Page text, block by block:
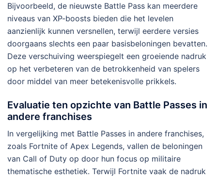
Bijvoorbeeld, de nieuwste Battle Pass kan meerdere
niveaus van XP-boosts bieden die het levelen
aanzienlijk kunnen versnellen, terwijl eerdere versies
doorgaans slechts een paar basisbeloningen bevatten.
Deze verschuiving weerspiegelt een groeiende nadruk
op het verbeteren van de betrokkenheid van spelers
door middel van meer betekenisvolle prikkels.
Evaluatie ten opzichte van Battle Passes in
andere franchises
In vergelijking met Battle Passes in andere franchises,
zoals Fortnite of Apex Legends, vallen de beloningen
van Call of Duty op door hun focus op militaire
thematische esthetiek. Terwijl Fortnite vaak de nadruk